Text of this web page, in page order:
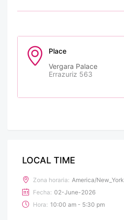
Place
Vergara Palace
Errazuriz 563
LOCAL TIME
Zona horaria: America/New_York
Fecha: 02-June-2026
Hora: 10:00 am - 5:30 pm